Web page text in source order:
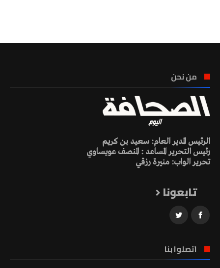
من نحن
الرئيس المدير العام: سعيد بن كريم
رئيس التحرير المساعد : المنصف عويساوي
تحرير الواب: منيرة رزقي
تابعونا
اتصلوا بنا